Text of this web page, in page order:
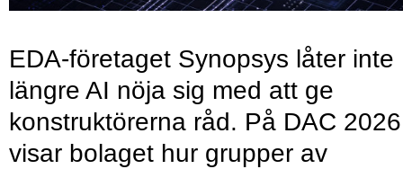
EDA-företaget Synopsys låter inte
längre AI nöja sig med att ge
konstruktörerna råd. På DAC 2026
visar bolaget hur grupper av